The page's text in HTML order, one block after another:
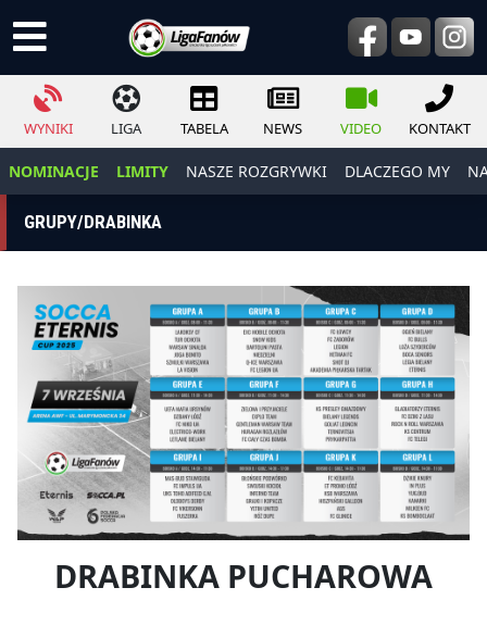
WYNIKI LIGA TABELA NEWS VIDEO KONTAKT
NOMINACJE LIMITY NASZE ROZGRYWKI DLACZEGO MY
GRUPY/DRABINKA
DRABINKA PUCHAROWA